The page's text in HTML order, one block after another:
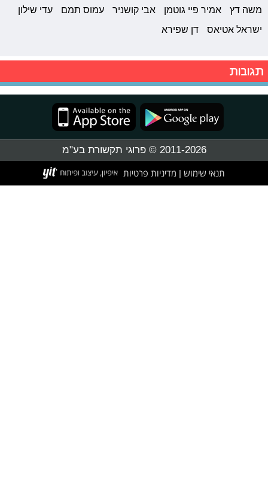
משה דץ
אמיר פיי גוטמן אבי קושניר עמוס תמם
עדי שילון
ישראל אטיאס
דן שפירא
תגובות
2011-2026 © פרוגי תקשורת בע"מ
תנאי שימוש | מדיניות פרטיות